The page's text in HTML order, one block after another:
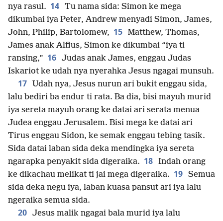
nya rasul. 14 Tu nama sida: Simon ke mega
dikumbai iya Peter, Andrew menyadi Simon, James,
John, Philip, Bartolomew, 15 Matthew, Thomas,
James anak Alfius, Simon ke dikumbai “iya ti
ransing,” 16 Judas anak James, enggau Judas
Iskariot ke udah nya nyerahka Jesus ngagai munsuh.
17
Udah nya, Jesus nurun ari bukit enggau sida,
lalu bediri ba endur ti rata. Ba dia, bisi mayuh murid
iya sereta mayuh orang ke datai ari serata menua
Judea enggau Jerusalem. Bisi mega ke datai ari
Tirus enggau Sidon, ke semak enggau tebing tasik.
Sida datai laban sida deka mendingka iya sereta
ngarapka penyakit sida digeraika. 18 Indah orang
ke dikachau melikat ti jai mega digeraika. 19 Semua
sida deka negu iya, laban kuasa pansut ari iya lalu
ngeraika semua sida.
20 Jesus malik ngagai bala murid iya lalu